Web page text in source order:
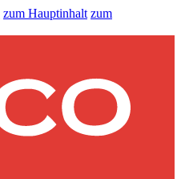
zum Hauptinhalt zum